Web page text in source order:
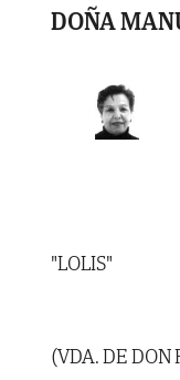
DOÑA
"LOLIS"
(VDA. DE DON